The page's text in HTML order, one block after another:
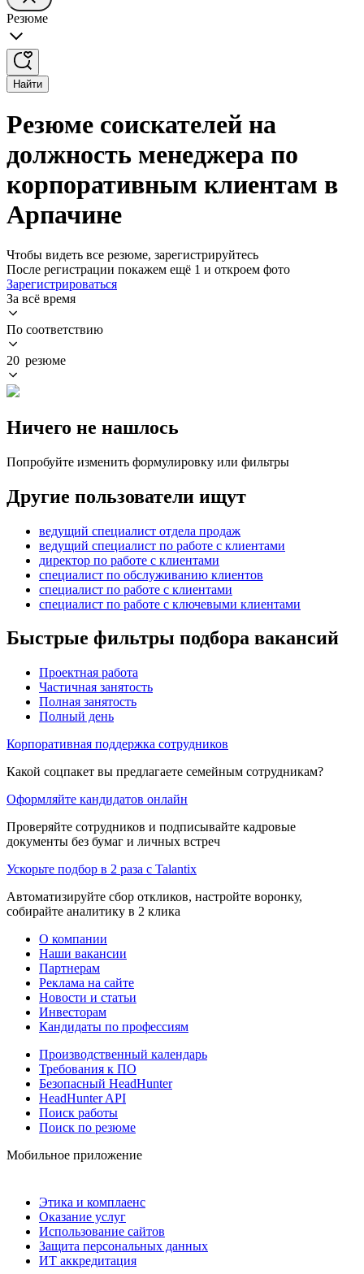
Резюме
Найти
Резюме соискателей на
должность менеджера по
корпоративным клиентам в
Арпачине
Чтобы видеть все резюме, зарегистрируйтесь
После регистрации покажем ещё 1 и откроем фото
Зарегистрироваться
За всё время
По соответствию
20 резюме
Ничего не нашлось
Попробуйте изменить формулировку или фильтры
Другие пользователи ищут
ведущий специалист отдела продаж
ведущий специалист по работе с клиентами
директор по работе с клиентами
специалист по обслуживанию клиентов
специалист по работе с клиентами
специалист по работе с ключевыми клиентами
Быстрые фильтры подбора вакансий
Проектная работа
Частичная занятость
Полная занятость
Полный день
Корпоративная поддержка сотрудников
Какой соцпакет вы предлагаете семейным сотрудникам?
Оформляйте кандидатов онлайн
Проверяйте сотрудников и подписывайте кадровые
документы без бумаг и личных встреч
Ускорьте подбор в 2 раза с Talantix
Автоматизируйте сбор откликов, настройте воронку,
собирайте аналитику в 2 клика
О компании
Наши вакансии
Партнерам
Реклама на сайте
Новости и статьи
Инвесторам
Кандидаты по профессиям
Производственный календарь
Требования к ПО
Безопасный HeadHunter
HeadHunter API
Поиск работы
Поиск по резюме
Мобильное приложение
Этика и комплаенс
Оказание услуг
Использование сайтов
Защита персональных данных
ИТ аккредитация